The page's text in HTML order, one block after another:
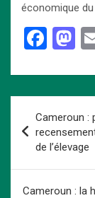
économique
F
ce
o
o
k
M
st
d
o
n
de
l’article
Cameroun :
de l’élevage
Cameroun : la